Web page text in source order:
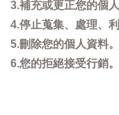
3.補充或更正您的個人
4.停止蒐集、處理、
5.刪除您的個人資料。
6.您的拒絕接受行銷。